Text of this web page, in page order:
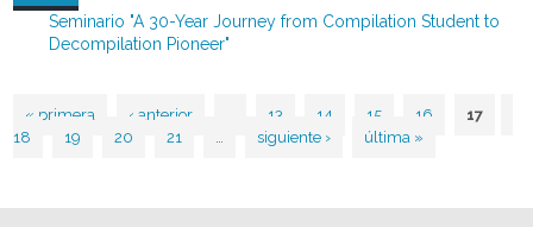
Seminario "A 30-Year Journey from Compilation Student to
Decompilation Pioneer"
Páginas
« primera ‹ anterior 13 14 15 16
17
18
19 20 21 … siguiente › última »